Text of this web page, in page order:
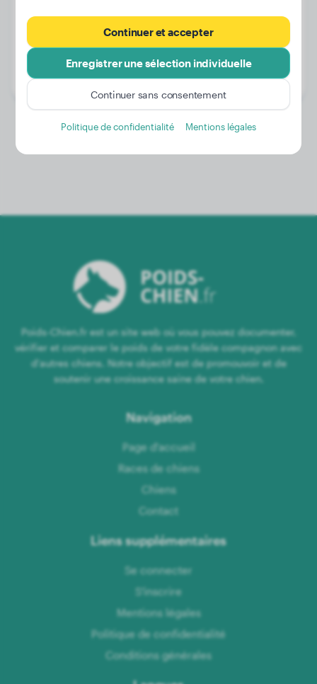
1 an, 5 mois
Genre:
Femelle
Poids-Chien.fr est un site web où vous pouvez documenter,
vérifier et comparer le poids de votre fidèle compagnon avec
d'autres chiens. Notre objectif est de promouvoir et de
soutenir une croissance saine de votre chien.
Navigation
Page d'accueil
Races de chiens
Chiens
Contact
Liens supplémentaires
Se connecter
S'inscrire
Mentions légales
Politique de confidentialité
Conditions générales
Continuer et accepter
Enregistrer une sélection individuelle
Continuer sans consentement
Politique de confidentialité Mentions légales